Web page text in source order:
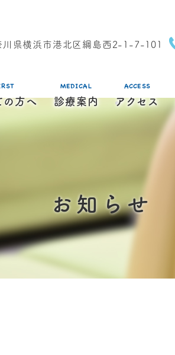
県横浜市港北区綱島西2-1-7-101
の方へ 診療案内
MEDICAL
アクセス
ACCESS
お知らせ